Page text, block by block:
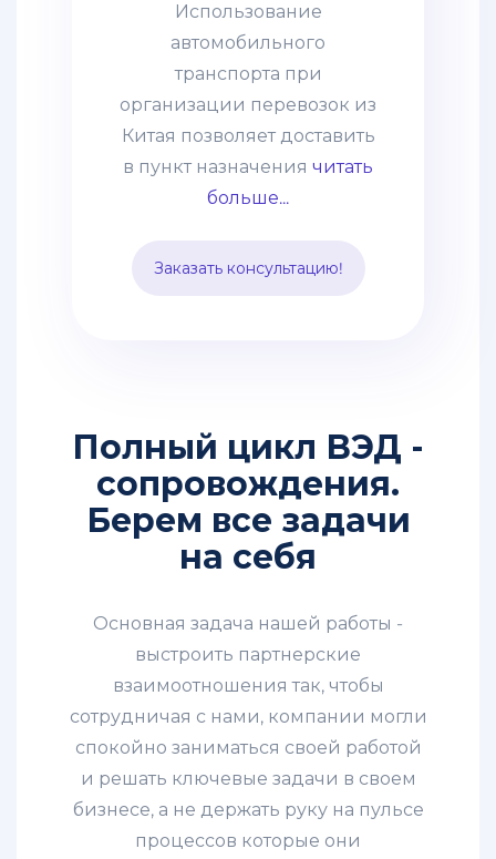
Использование
автомобильного
транспорта при
организации перевозок из
Китая позволяет доставить
в пункт назначения читать
больше...
Заказать консультацию!
в пункт назначения
абсолютно любые товары:
негабаритные грузы,
оборудование, технику.
Часто применяется
практика сборных грузов,
что позволяет сократить
транспортные расходы.
Полный цикл ВЭД -
сопровождения.
Берем все задачи
на себя
Основная задача нашей работы -
выстроить партнерские
взаимоотношения так, чтобы
сотрудничая с нами, компании могли
спокойно заниматься своей работой
и решать ключевые задачи в своем
бизнесе, а не держать руку на пульсе
процессов которые они